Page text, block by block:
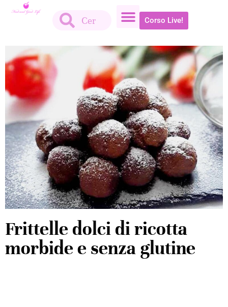
Corso Live!
Frittelle dolci di ricotta
morbide e senza glutine